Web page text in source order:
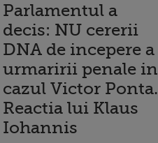
Parlamentul a
decis: NU cererii
DNA de incepere a
urmaririi penale in
cazul Victor Ponta.
Reactia lui Klaus
Iohannis